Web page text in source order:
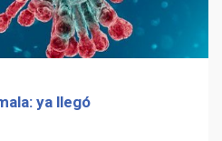
ya llegó